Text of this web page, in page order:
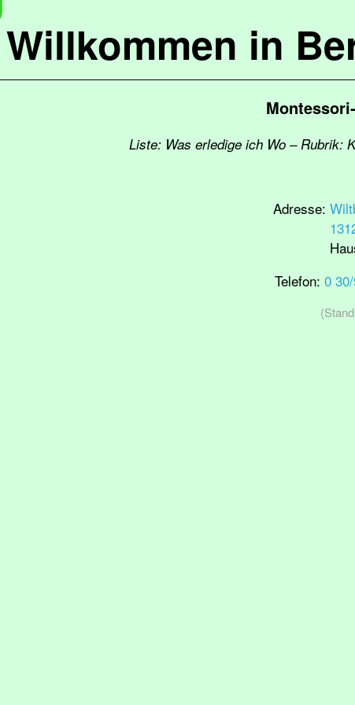
Willkommen in
Liste: Was erledige ich Wo – Rubrik:
Adresse:
Telefon: 0